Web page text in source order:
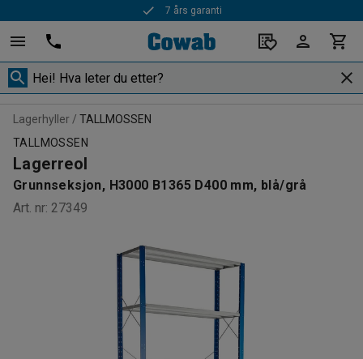
7 års garanti
Rask levering
Lagerhyller
TALLMOSSEN
TALLMOSSEN
Lagerreol
Grunnseksjon, H3000 B1365 D400 mm, blå/grå
Art. nr: 27349